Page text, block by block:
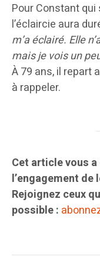
Pour Constant
l’éclaircie aura
m’a éclairé. Elle
mais je vois un
À 79 ans, il repart
à rappeler.
Cet article vous
l’engagement
Rejoignez ceux
possible :